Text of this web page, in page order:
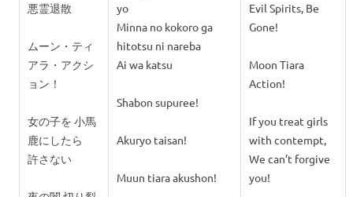
悪霊退散
ムーン・ティ
アラ・アクシ
ョン！
女の子を 小馬
鹿にしたら
許さない
yo
Minna no kokoro ga
hitotsu ni nareba
Ai wa katsu
Shabon supuree!
Akuryo taisan!
Muun tiara akushon!
Evil Spirits, Be
Gone!
Moon Tiara
Action!
If you treat girls
with contempt,
We can’t forgive
you!